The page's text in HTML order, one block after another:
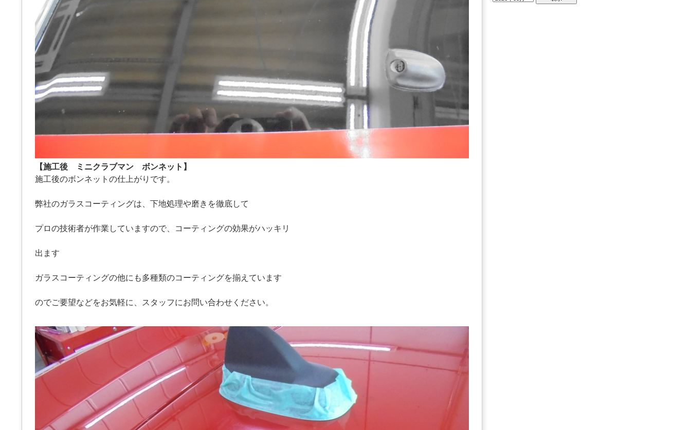
【施工後 ミニクラブマン ボンネット】
施工後のボンネットの仕上がりです。
弊社のガラスコーティングは、下地処理や磨きを徹底して
プロの技術者が作業していますので、コーティングの効果がハッキリ
出ます
ガラスコーティングの他にも多種類のコーティングを揃えています
のでご要望などをお気軽に、スタッフにお問い合わせください。